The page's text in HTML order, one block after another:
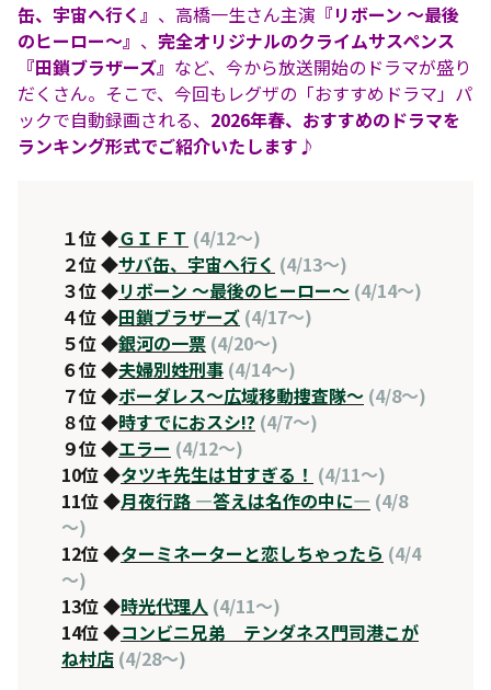
缶、宇宙へ行く』 、高橋一生さん主演 『リボーン 〜最後
のヒーロー〜』 、 完全オリジナルのクライムサスペンス
『田鎖ブラザーズ』 など、今から放送開始のドラマが盛り
だくさん。そこで、今回もレグザの「おすすめドラマ」パ
ックで自動録画される、 2026年春、おすすめのドラマを
ランキング形式でご紹介いたします♪
１位 ◆ＧＩＦＴ (4/12～)
２位 ◆サバ缶、宇宙へ行く (4/13～)
３位 ◆リボーン 〜最後のヒーロー〜 (4/14～)
４位 ◆田鎖ブラザーズ (4/17～)
５位 ◆銀河の一票 (4/20～)
６位 ◆夫婦別姓刑事 (4/14～)
７位 ◆ボーダレス〜広域移動捜査隊〜 (4/8～)
８位 ◆時すでにおスシ!? (4/7～)
９位 ◆エラー (4/12～)
10位 ◆タツキ先生は甘すぎる！ (4/11～)
11位 ◆月夜行路 ―答えは名作の中に― (4/8
～)
12位 ◆ターミネーターと恋しちゃったら (4/4
～)
13位 ◆時光代理人 (4/11～)
14位 ◆コンビニ兄弟 テンダネス門司港こが
ね村店 (4/28～)